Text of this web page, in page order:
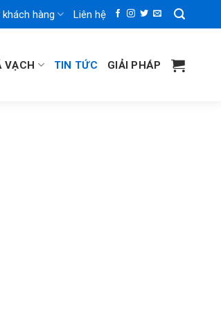
hàng Liên hệ
VẠCH TIN TỨC GIẢI PHÁP